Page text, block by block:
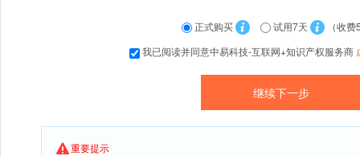
正式购买 试用7天
（收费
我已阅读并同意中易科技-互联网+知识产权服务商
重要提示